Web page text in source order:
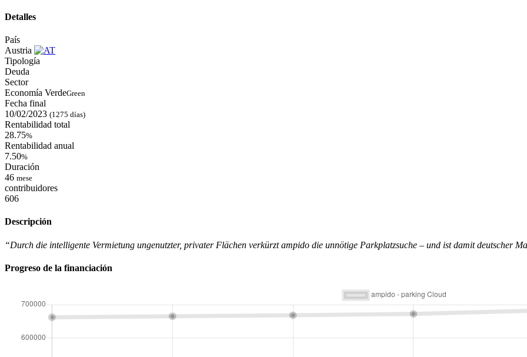
Detalles
País
Austria
Tipología
Deuda
Sector
Economía VerdeGreen
Fecha final
10/02/2023 (1275 días)
Rentabilidad total
28.75%
Rentabilidad anual
7.50%
Duración
46 mese
contribuidores
606
Descripción
“Durch die intelligente Vermietung ungenutzter, privater Flächen verkürzt ampido die unnötige Parkplatzsuche – und ist damit deutscher
Progreso de la financiación